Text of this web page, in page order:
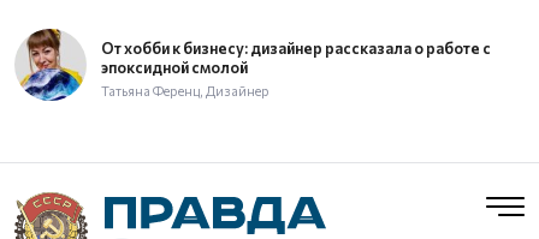
От хобби к бизнесу: дизайнер рассказала о работе с
эпоксидной смолой
Татьяна Ференц, Дизайнер